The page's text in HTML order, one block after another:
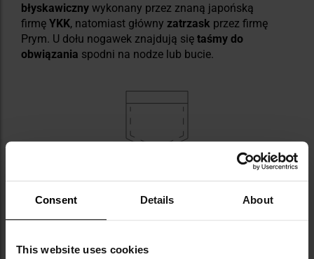
Consent Details About
This website uses cookies
błyskawiczny wykonany przez znaną japońską
firmę YKK, natomiast główny zatrzask przez firmę
Prym. U dołu nogawek znajdują się taśmy do
obwiązania spodni na nodze lub bucie.
7 POJEMNYCH KIESZENI
Spodnie wyposażone zostały w 7 kieszeni:
dwie typu cargo zamykane na rzepy